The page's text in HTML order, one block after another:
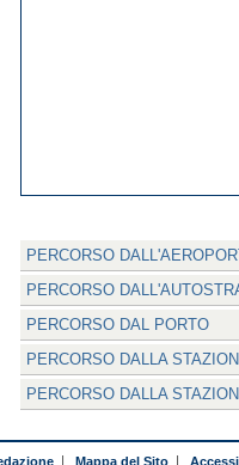
PERCORSO
PERCORSO
PERCORSO DAL PORTO
PERCORSO DALLA
PERCORSO DALLA
| Mappa del Sito|